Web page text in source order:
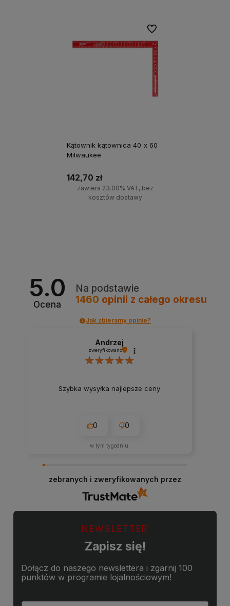
Kątownik kątownica 40 x 60
Milwaukee
142,70 zł
zawiera 23.00% VAT, bez
kosztów dostawy
Do ulubionych
5.0
Ocena
Na podstawie
1460 opinii z całego okresu
Jak zbieramy opinie?
Andrzej
zweryfikowano
Szybka wysyłka najlepsze ceny
0 0
w tym tygodniu
zebranych i zweryfikowanych przez
NEWSLETTER
Zapisz się!
Dołącz do naszego newslettera i zgarnij 100
punktów w programie lojalnościowym!